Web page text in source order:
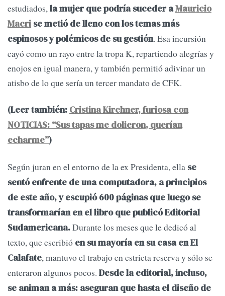
estudiados,la mujer que podría suceder aMauricio
Macri se metió de lleno con los temas más
espinosos y polémicos de su gestión. Esa incursión
cayó como un rayo entre la tropa K, repartiendo alegrías y
enojos en igual manera, y también permitió adivinar un
atisbo de lo que sería un tercer mandato de CFK.
(Leer también: Cristina Kirchner, furiosa con
NOTICIAS: “Sus tapas me dolieron, querían
echarme”)
Según juran en el entorno de la ex Presidenta, ella se
sentó enfrente de una computadora, a principios
de este año, y escupió 600 páginas que luego se
transformarían en el libro que publicó Editorial
Sudamericana.Durante los meses que le dedicó al
texto, que escribió en su mayoría en su casa en El
Calafate, mantuvo el trabajo en estricta reserva y sólo se
enteraron algunos pocos. Desde la editorial, incluso,
se animan a más: aseguran que hasta el diseño de